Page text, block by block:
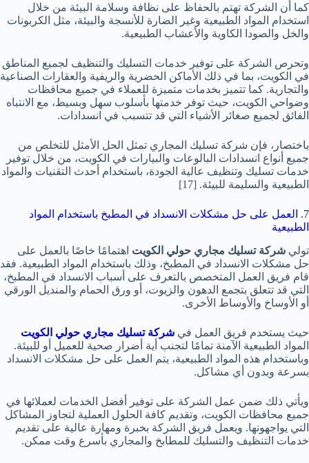
كما أن الشركة تهتم بالحفاظ على نظافة وسلامة البيئة من خلال
استخدام المواد الطبيعية وغير الضارة للأنسجة والبيئة، مثل الكربونات
والخل والصودا الكاوية والأعشاب الطبيعية.
وتحرص الشركة على توفير خدمات التسليك والتنظيف لجميع المناطق
في الكويت، بما في ذلك الأماكن الحضرية والريفية والعقارات الصناعية
والتجارية. كما تتميز بخدمات متميزة للعملاء في جميع محافظات
وضواحي الكويت، حيث توفر خدمتها بأسلوب سهل وبسيط، مع الانتباه
الفائق لجميع صغائر الأشياء التي قد تتسبب في انسدادات.
باختصار، فإن شركة تسليك المجاري تمثل الحل الأمثل للتخلص من
جميع أنواع انسدادات البالوعات والبيارات في الكويت، من خلال توفير
خدمات تسليك وتنظيف عالية الجودة، باستخدام أحدث التقنيات والمواد
الطبيعية والسليمة للبيئة. [17]
7.
العمل على حل مشكلات الانسداد في المطبخ باستخدام المواد
الطبيعية
تولي شركة تسليك مجاري حولي الكويت اهتمامًا خاصًا بالعمل على
حل مشكلات الانسداد في المطبخ، وذلك باستخدام المواد الطبيعية. فقد
قام فريق العمل المتخصص بالتعرف على أسباب الانسداد في المطبخ،
التي قد تتعلق بتجمع الدهون والزيوت، أو ورق الحمام والمنديل الورقي
أو الأوساخ والأوساط الأخرى.
حيث يستخدم فريق العمل في شركة تسليك مجاري حولي الكويت
المواد الطبيعية الآمنة تمامًا لتجنب أية أضرار صحية للعميل أو للبيئة.
وباستخدام هذه المواد الطبيعية، يتم العمل على حل مشكلات الانسداد
بسرعة وبدون أي مشاكل.
ويأتي ذلك ضمن عمل الشركة على توفير أفضل الخدمات لعملائها في
جميع محافظات الكويت، وتقديم كافة الحلول العملية لتجاوز المشاكل
التي يواجهونها. ويعمل فريق الشركة بخبرة ومهارة عالية على تقديم
خدمات التنظيف والتسليك للمطابخ والمجاري بأسرع وقت ممكن.